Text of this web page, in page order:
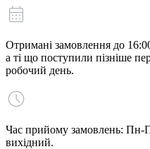
Отримані замовлення до
а ті що поступили пізніше
робочий день.
Час прийому замовлень: Пн-
вихідний.